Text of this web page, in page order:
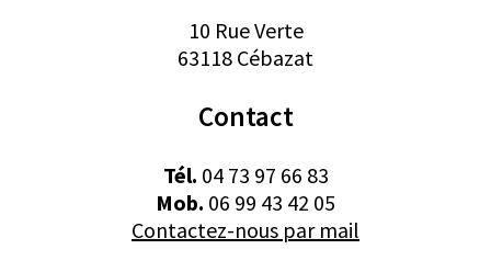
10 Rue Verte
63118 Cébazat
Contact
Tél. 04 73 97 66 83
Mob. 06 99 43 42 05
Contactez-nous par mail